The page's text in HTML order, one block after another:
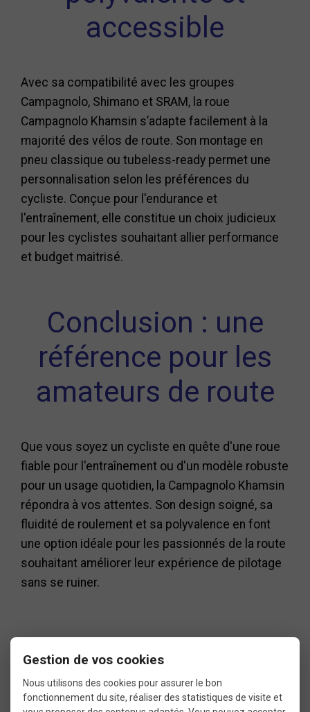
accessible
Avec sa compatibilité avec les groupes
Campagnolo, Shimano et SRAM, la roue
Campagnolo Khamsin s’adapte facilement à la
majorité des vélos de route. Son montage en
pneu classique ou tubeless-ready permet une
personnalisation selon les préférences du
cycliste. Conçue pour l'endurance et
l'entraînement, elle constitue un choix judicieux
pour les cyclistes souhaitant allier performance
et budget maitrisé.
Conclusion : une
référence pour les
amateurs de route
Que vous soyez un cycliste en quête d'une roue
fiable pour l'entraînement ou d'un modèle robuste
pour un usage quotidien, la Campagnolo Khamsin
répondra à vos attentes. Son design soigné, sa
fluidité de roulement et sa polyvalence en font
une option idéale pour les passionnés de la route
souhaitant améliorer leur expérience de pilotage
sans se ruiner.
Fiche technique
Gestion de vos cookies
Nous utilisons des cookies pour assurer le bon
fonctionnement du site, réaliser des statistiques de visite et